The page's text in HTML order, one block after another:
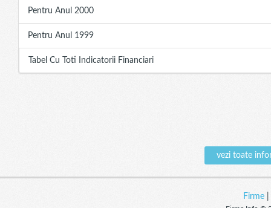
Pentru Anul 2000
Pentru Anul 1999
Tabel Cu Toti Indicatorii Financiari
vezi toate
Firme|